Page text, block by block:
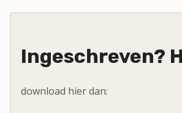
Ingeschreven?
download hier dan: